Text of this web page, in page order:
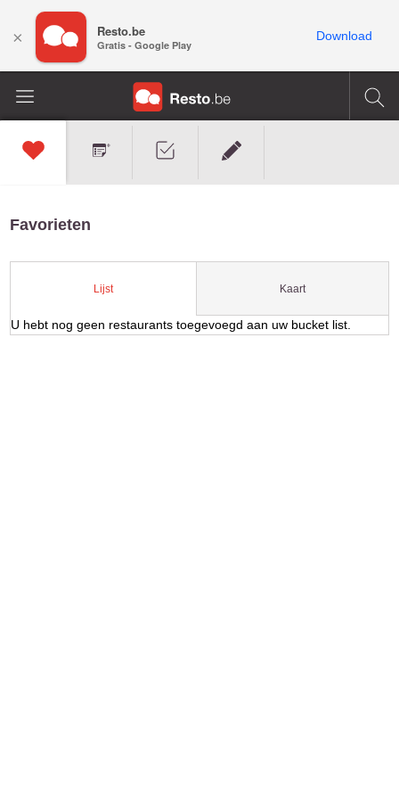
Favorieten
Lijst Kaart
U hebt nog geen restaurants toegevoegd aan uw bucket list.
× Resto.be
Gratis - Google Play
Download